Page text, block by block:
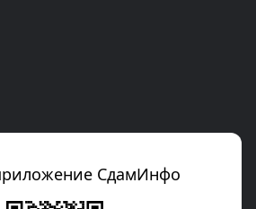
СдамИнфо